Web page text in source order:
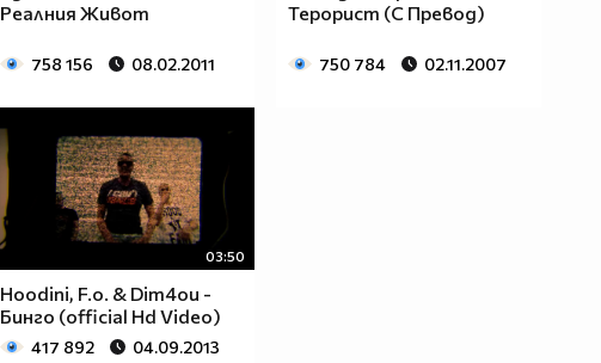
Реалния Живот
758 156 08.02.2011
Терорист (С Превод)
750 784 02.11.2007
03:50
Hoodini, F.o. & Dim4ou -
Бинго (official Hd Video)
417 892 04.09.2013